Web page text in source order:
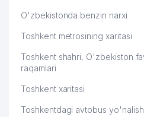
51
FUNDAMENTAL
52
HURIYAT-BEGIM
KORXONASI
O'zbekistonda benzin narxi
Toshkent metrosining xaritasi
Toshkent shahri, O'zbekiston
raqamlari
Toshkent xaritasi
Toshkentdagi avtobus